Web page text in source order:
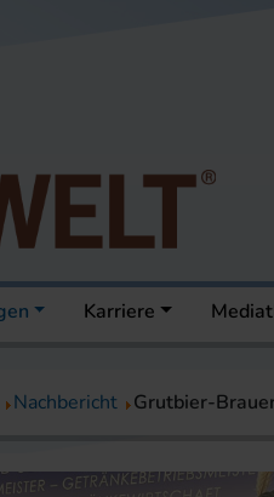
Karriere
Nachbericht Grutbier-